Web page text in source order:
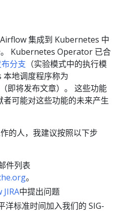
集成到 Kubernetes 中
Kubernetes Operator 已合
分支 （实验模式中的执行模
地调度程序称为
即将发布文章）。 这些功能
可能对这些功能的未来产生
的人，我建议按照以下步
件列表
。
中提出问题
洋标准时间加入我们的 SIG-